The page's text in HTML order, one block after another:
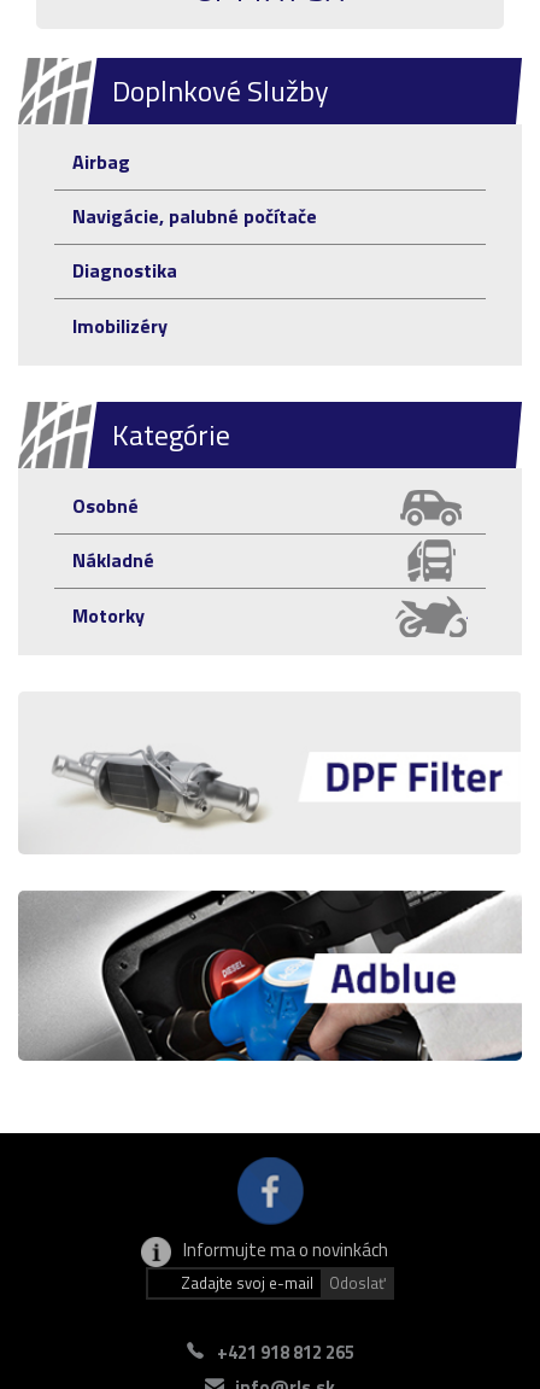
Doplnkové Služby
Airbag
Navigácie, palubné počítače
Diagnostika
Imobilizéry
Kategórie
Osobné
Nákladné
Motorky
Informujte ma o novinkách
+421 918 812 265